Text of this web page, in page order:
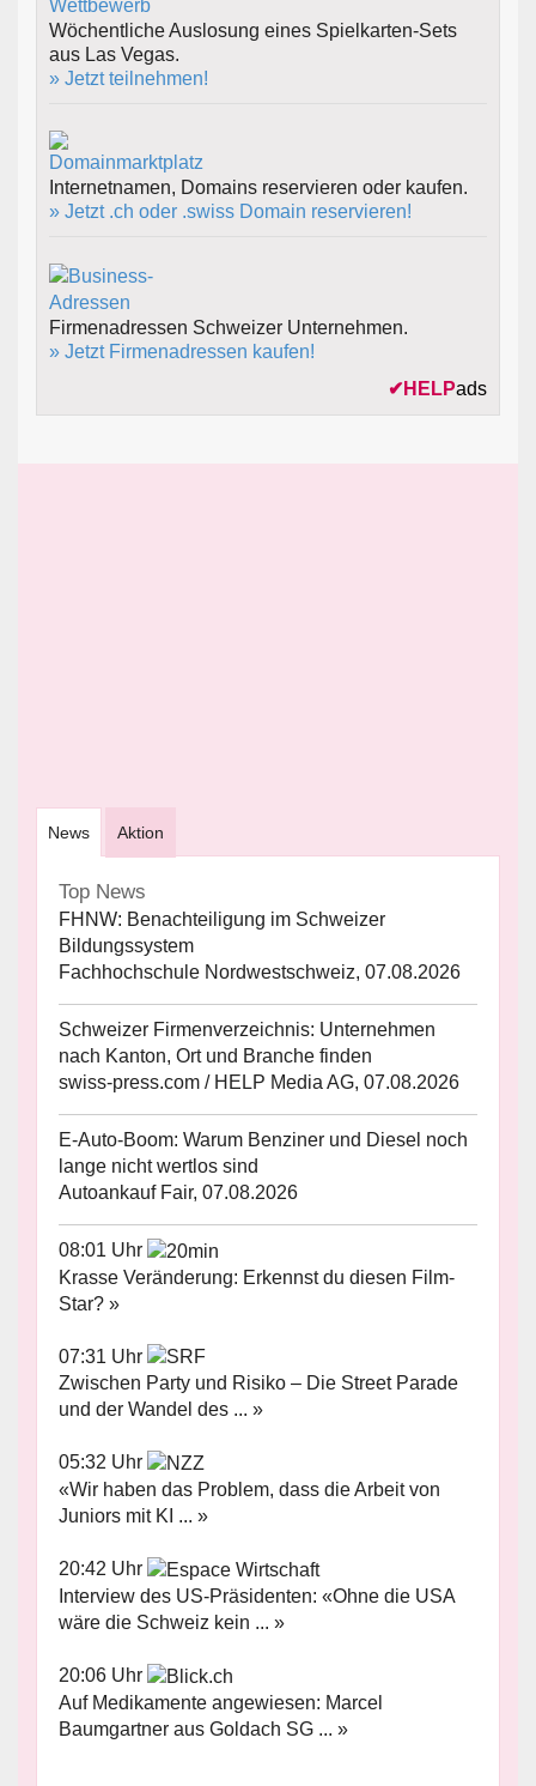
Wöchentliche Auslosung eines Spielkarten-Sets
aus Las Vegas.
» Jetzt teilnehmen!
Internetnamen, Domains reservieren oder kaufen.
» Jetzt .ch oder .swiss Domain reservieren!
Firmenadressen Schweizer Unternehmen.
» Jetzt Firmenadressen kaufen!
✔ HELPads
News Aktion
Top News
FHNW: Benachteiligung im Schweizer
Bildungssystem
Fachhochschule Nordwestschweiz, 07.08.2026
Schweizer Firmenverzeichnis: Unternehmen
nach Kanton, Ort und Branche finden
swiss-press.com / HELP Media AG, 07.08.2026
E-Auto-Boom: Warum Benziner und Diesel noch
lange nicht wertlos sind
Autoankauf Fair, 07.08.2026
08:01 Uhr
Krasse Veränderung: Erkennst du diesen Film-
Star? »
07:31 Uhr
Zwischen Party und Risiko – Die Street Parade
und der Wandel des ... »
05:32 Uhr
«Wir haben das Problem, dass die Arbeit von
Juniors mit KI ... »
20:42 Uhr
Interview des US-Präsidenten: «Ohne die USA
wäre die Schweiz kein ... »
20:06 Uhr
Auf Medikamente angewiesen: Marcel
Baumgartner aus Goldach SG ... »